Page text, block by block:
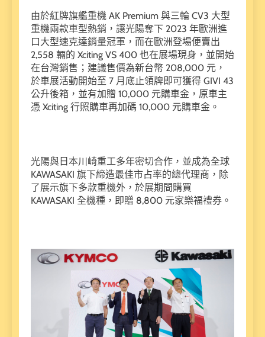
由於紅牌旗艦重機 AK Premium 與三輪 CV3 大型
重機兩款車型熱銷，讓光陽奪下 2023 年歐洲進
口大型速克達銷量冠軍，而在歐洲登場便賣出
2,558 輛的 Xciting VS 400 也在展場現身，並開始
在台灣銷售；建議售價為新台幣 208,000 元，
於車展活動開始至 7 月底止領牌即可獲得 GIVI 43
公升後箱，並有加贈 10,000 元購車金，原車主
憑 Xciting 行照購車再加碼 10,000 元購車金。
光陽與日本川崎重工多年密切合作，並成為全球
KAWASAKI 旗下締造最佳市占率的總代理商，除
了展示旗下多款重機外，於展期間購買
KAWASAKI 全機種，即贈 8,800 元家樂福禮券。